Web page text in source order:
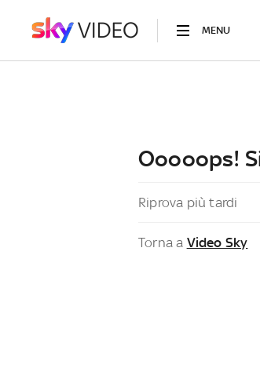
MENU
Ooooops!
Riprova più tardi
Torna a Video Sky